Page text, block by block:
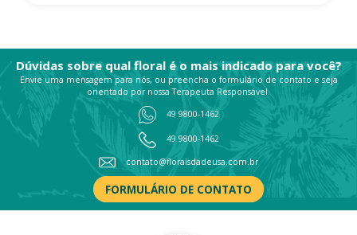
Dúvidas sobre qual floral é o mais indicado para você?
Envie uma mensagem para nós, ou preencha o formulário de contato e seja
orientado por nossa Terapeuta Responsável.
49 9800-1462
49 9800-1462
contato@floraisdadeusa.com.br
FORMULÁRIO DE CONTATO